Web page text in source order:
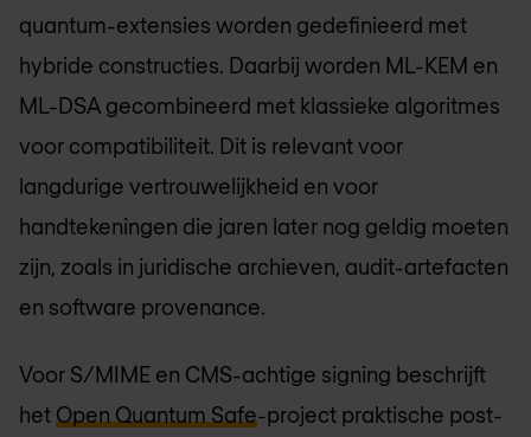
quantum-extensies worden gedefinieerd met
hybride constructies. Daarbij worden ML-KEM en
ML-DSA gecombineerd met klassieke algoritmes
voor compatibiliteit. Dit is relevant voor
langdurige vertrouwelijkheid en voor
handtekeningen die jaren later nog geldig moeten
zijn, zoals in juridische archieven, audit-artefacten
en software provenance.
Voor S/MIME en CMS-achtige signing beschrijft
het Open Quantum Safe-project praktische post-